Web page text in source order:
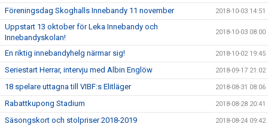
Föreningsdag Skoghalls Innebandy 11 november 2018-10-03 14:51
Uppstart 13 oktober för Leka Innebandy och
Innebandyskolan!
2018-10-03 08:00
En riktig innebandyhelg närmar sig! 2018-10-02 19:45
Seriestart Herrar, intervju med Albin Englöw 2018-09-17 21:02
18 spelare uttagna till VIBF:s Elitläger 2018-08-31 08:06
Rabattkupong Stadium 2018-08-28 20:41
Säsongskort och stolpriser 2018-2019 2018-08-24 09:42